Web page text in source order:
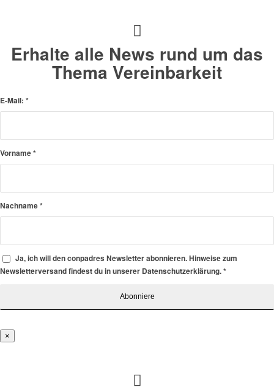
Erhalte alle News rund um das
Thema Vereinbarkeit
E-Mail: *
Vorname*
Nachname*
Ja, ich will den conpadres Newsletter abonnieren. Hinweise zum
Newsletterversand findest du in unserer Datenschutzerklärung.*
×